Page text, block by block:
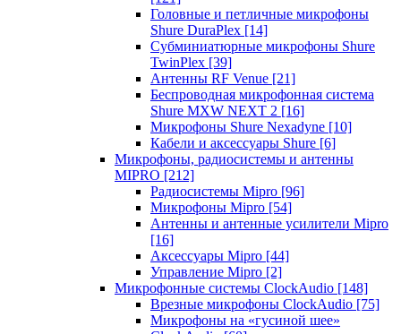
Головные и петличные микрофоны
Shure DuraPlex [14]
Субминиатюрные микрофоны Shure
TwinPlex [39]
Антенны RF Venue [21]
Беспроводная микрофонная система
Shure MXW NEXT 2 [16]
Микрофоны Shure Nexadyne [10]
Кабели и аксессуары Shure [6]
Микрофоны, радиосистемы и антенны
MIPRO [212]
Радиосистемы Mipro [96]
Микрофоны Mipro [54]
Антенны и антенные усилители Mipro
[16]
Аксессуары Mipro [44]
Управление Mipro [2]
Микрофонные системы ClockAudio [148]
Врезные микрофоны ClockAudio [75]
Микрофоны на «гусиной шее»